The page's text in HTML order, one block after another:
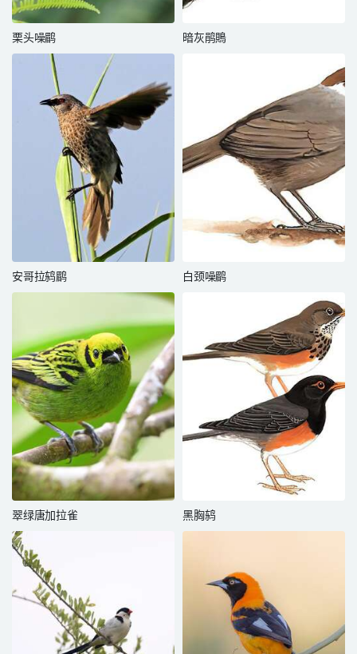
栗头噪鹛 暗灰鹃鵙
安哥拉鸫鹛 白颈噪鹛
翠绿唐加拉雀 黑胸鸫